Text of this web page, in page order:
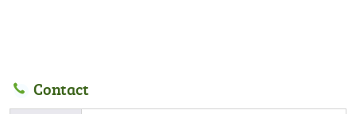
Contact